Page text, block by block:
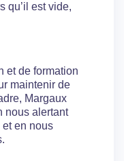
qu’il est vide,
et de formation
maintenir de
Margaux
nous alertant
en nous